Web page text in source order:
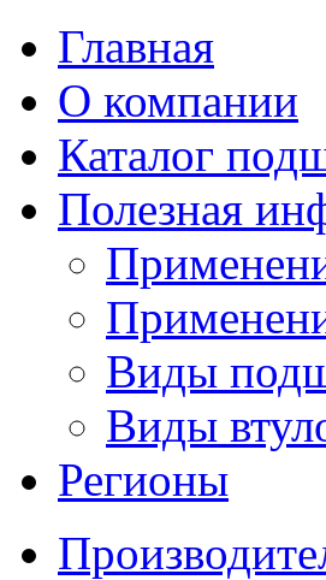
Главная
О компании
Каталог
Полезная
Виды
Виды
Регионы